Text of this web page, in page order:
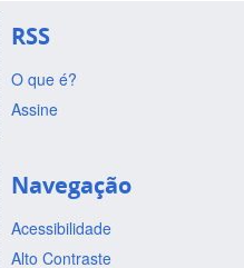
RSS
O que é?
Assine
Navegação
Acessibilidade
Alto Contraste